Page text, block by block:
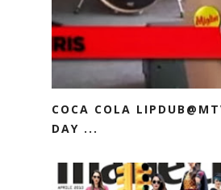
COCA COLA
DAY ...